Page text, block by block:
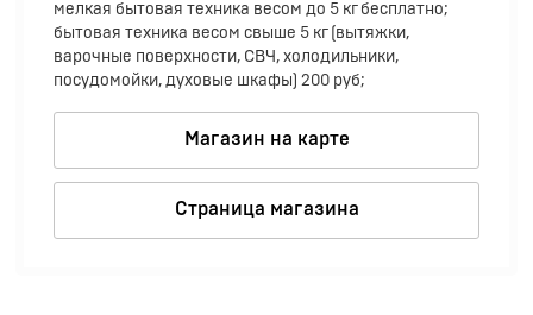
мелкая бытовая техника весом до 5 кг бесплатно;
бытовая техника весом свыше 5 кг (вытяжки,
варочные поверхности, СВЧ, холодильники,
посудомойки, духовые шкафы) 200 руб;
Магазин на карте
Страница магазина